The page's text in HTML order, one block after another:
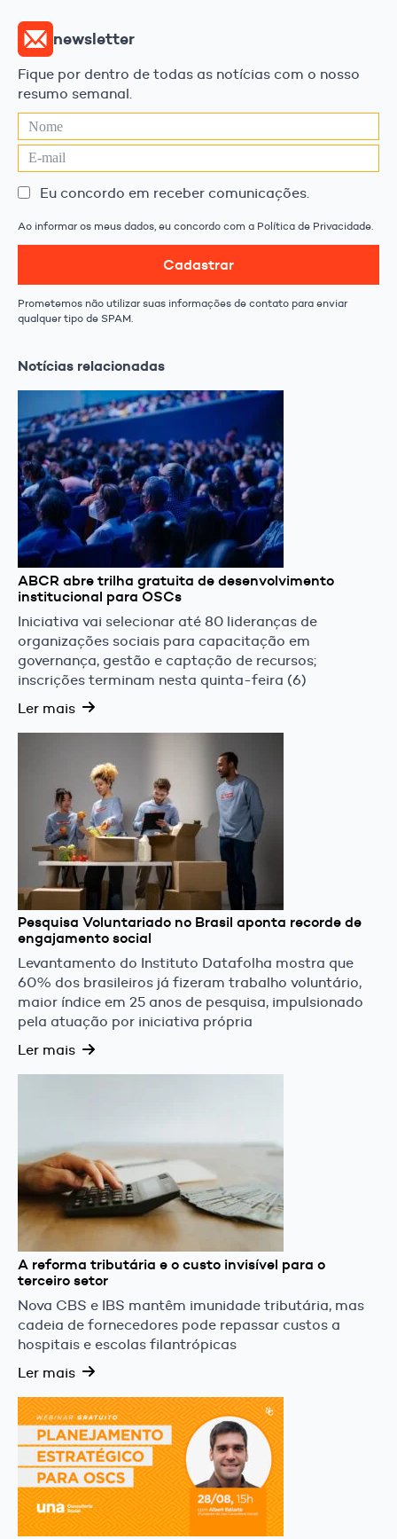
newsletter
Fique por dentro de todas as notícias com o nosso
resumo semanal.
Eu concordo em receber comunicações.
Ao informar os meus dados, eu concordo com a Política de Privacidade.
Cadastrar
Prometemos não utilizar suas informações de contato para enviar
qualquer tipo de SPAM.
Notícias relacionadas
ABCR abre trilha gratuita de desenvolvimento
institucional para OSCs
Iniciativa vai selecionar até 80 lideranças de
organizações sociais para capacitação em
governança, gestão e captação de recursos;
inscrições terminam nesta quinta-feira (6)
Ler mais
Pesquisa Voluntariado no Brasil aponta recorde de
engajamento social
Levantamento do Instituto Datafolha mostra que
60% dos brasileiros já fizeram trabalho voluntário,
maior índice em 25 anos de pesquisa, impulsionado
pela atuação por iniciativa própria
Ler mais
A reforma tributária e o custo invisível para o
terceiro setor
Nova CBS e IBS mantêm imunidade tributária, mas
cadeia de fornecedores pode repassar custos a
hospitais e escolas filantrópicas
Ler mais